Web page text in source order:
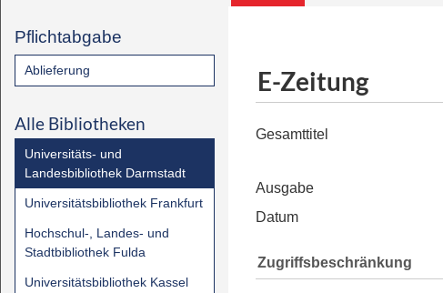
Pflichtabgabe
Ablieferung
Alle Bibliotheken
Universitäts- und
Landesbibliothek Darmstadt
Universitätsbibliothek Frankfurt
Hochschul-, Landes- und
Stadtbibliothek Fulda
Universitätsbibliothek Kassel
E-Zeitung
Gesamttitel
Ausgabe
Datum
Zugriffsbeschränkung